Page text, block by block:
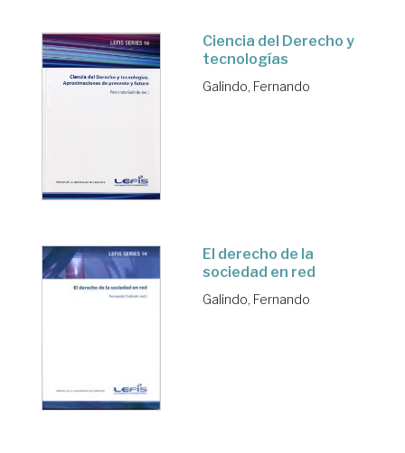
Ciencia del Derecho y
tecnologías
Galindo, Fernando
El derecho de la
sociedad en red
Galindo, Fernando